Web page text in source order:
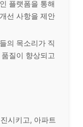
플랫폼을 통해
선 사항을 제안
의 목소리가 직
질이 향상되고
시키고, 아파트